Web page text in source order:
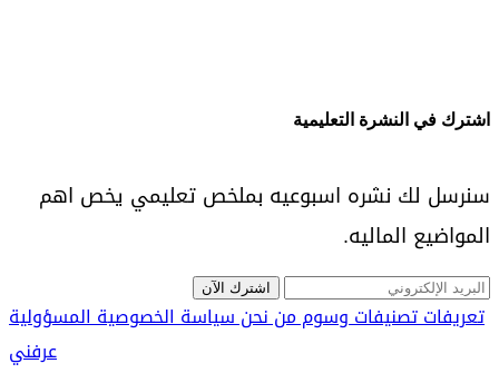
اشترك في النشرة التعليمية
سنرسل لك نشره اسبوعيه بملخص تعليمي يخص اهم
المواضيع الماليه.
اشترك الآن
تعريفاتتصنيفاتوسوممن نحنسياسة الخصوصيةالمسؤولية
عرفني